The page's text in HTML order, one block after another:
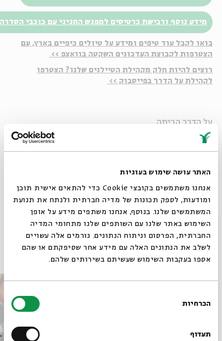
האתר עושה שימוש בעוגיות
אנחנו משתמשים בקובצי Cookie כדי להתאים אישית תוכן
ומודעות, לספק תכונות של מדיה חברתית ולנתח את תנועת
המשתמשים שלנו. בנוסף, אנחנו משתפים מידע על אופן
השימוש באתר שלנו עם השותפים שלנו מתחומי המדיה
החברתית, הפרסום וניתוח הנתונים. גורמים אלה עשויים
לשלב את הנתונים האלה עם מידע אחר שסיפקתם או שהם
אספו בעקבות השימוש שעשיתם בשירותים שלהם.
הסכמה
הכרחיות
תעדוף
מידע נוסף ורכישת כרטיסים למפגש החגיגי עם כוכבי
בואו לקבל עוד טיפים ומידע על טיולים כיפיים בארץ, עם
הצטרפות לקבוצת העדכונים השקטה בוואצפ >>
רוצים להיות חלק מקהילת הטיילנים שלנו? הצטרפו
לקהילת על הדרך בפייסבוק >>
על הדרך הביתה
שיתוף
סדרת רשת עכביש יונה עץ תמר עץ האקליפטוס זית דבורים נמלה
פרקים נוספים בסדרה
סגור